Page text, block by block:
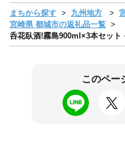
まちから探す 九州地方
宮崎県 都城市の返礼品一覧
呑花臥酒!霧島900ml×3本セッ
このペー